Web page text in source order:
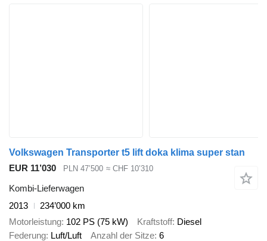
Volkswagen Transporter t5 lift doka klima super stan
EUR 11’030
PLN 47’500 ≈ CHF 10’310
Kombi-Lieferwagen
2013
234’000 km
Motorleistung 102 PS (75 kW) Kraftstoff Diesel
Federung Luft/Luft Anzahl der Sitze 6